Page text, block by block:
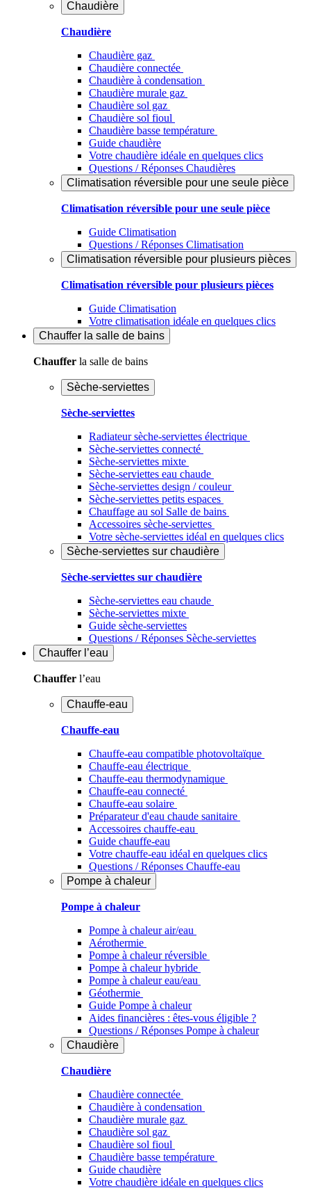
Chaudière
Chaudière
Chaudière gaz
Chaudière connectée
Chaudière à condensation
Chaudière murale gaz
Chaudière sol gaz
Chaudière sol fioul
Chaudière basse température
Guide chaudière
Votre chaudière idéale en quelques clics
Questions / Réponses Chaudières
Climatisation réversible pour une seule pièce
Climatisation réversible pour une seule pièce
Guide Climatisation
Questions / Réponses Climatisation
Climatisation réversible pour plusieurs pièces
Climatisation réversible pour plusieurs pièces
Guide Climatisation
Votre climatisation idéale en quelques clics
Chauffer la salle de bains
Chauffer la salle de bains
Sèche-serviettes
Sèche-serviettes
Radiateur sèche-serviettes électrique
Sèche-serviettes connecté
Sèche-serviettes mixte
Sèche-serviettes eau chaude
Sèche-serviettes design / couleur
Sèche-serviettes petits espaces
Chauffage au sol Salle de bains
Accessoires sèche-serviettes
Votre sèche-serviettes idéal en quelques clics
Sèche-serviettes sur chaudière
Sèche-serviettes sur chaudière
Sèche-serviettes eau chaude
Sèche-serviettes mixte
Guide sèche-serviettes
Questions / Réponses Sèche-serviettes
Chauffer l’eau
Chauffer l’eau
Chauffe-eau
Chauffe-eau
Chauffe-eau compatible photovoltaïque
Chauffe-eau électrique
Chauffe-eau thermodynamique
Chauffe-eau connecté
Chauffe-eau solaire
Préparateur d'eau chaude sanitaire
Accessoires chauffe-eau
Guide chauffe-eau
Votre chauffe-eau idéal en quelques clics
Questions / Réponses Chauffe-eau
Pompe à chaleur
Pompe à chaleur
Pompe à chaleur air/eau
Aérothermie
Pompe à chaleur réversible
Pompe à chaleur hybride
Pompe à chaleur​ eau/eau
Géothermie
Guide Pompe à chaleur
Aides financières : êtes-vous éligible ?
Questions / Réponses Pompe à chaleur
Chaudière
Chaudière
Chaudière connectée
Chaudière à condensation
Chaudière murale gaz
Chaudière sol gaz
Chaudière sol fioul
Chaudière basse température
Guide chaudière
Votre chaudière idéale en quelques clics